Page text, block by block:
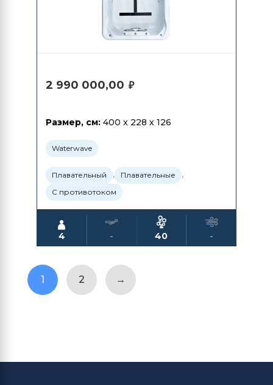
2 990 000,00 ₽
Размер, см: 400 x 228 x 126
Waterwave
Плавательный , Плавательные ,
С противотоком
4 - 40 -
1 2 →